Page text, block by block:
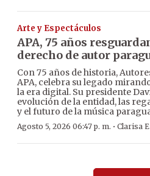
Arte y Espectáculos
APA, 75 años
derecho de autor
Con 75 años de historia,
APA, celebra su legado
la era digital. Su presidente
evolución de la entidad, las
y el futuro de la música
Agosto 5, 2026 06:47 p. m. · Clarisa